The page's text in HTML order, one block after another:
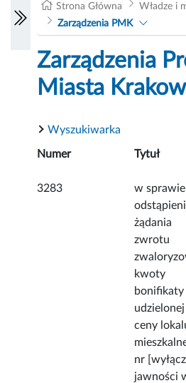
Strona Główna Władze i
Zarządzenia PMK
Zarządzenia
Miasta
Wyszukiwarka
Numer Tytuł
3283
w sprawie
żądania
zwrotu
kwoty
bonifikaty
udzielonej
ceny
nr
jawności